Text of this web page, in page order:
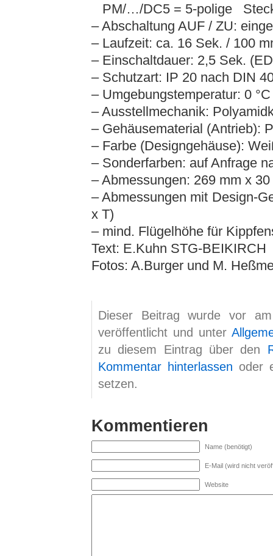
PM/…/DC5 = 5-polige
– Abschaltung AUF / ZU:
– Laufzeit: ca. 16 Sek. / 100
– Einschaltdauer: 2,5 Sek.
– Schutzart: IP 20 nach DIN
– Umgebungstemperatur: 0
– Ausstellmechanik:
– Gehäusematerial (Antrieb):
– Farbe (Designgehäuse):
– Sonderfarben: auf Anfrage
– Abmessungen: 269 mm x
– Abmessungen mit Design-
x T)
– mind. Flügelhöhe für
Text: E.Kuhn STG-BEIKIRCH
Fotos: A.Burger und M.
Dieser Beitrag wurde vor
veröffentlicht und unter
zu diesem Eintrag über den
Kommentar hinterlassen oder
setzen.
Kommentieren
Name (benötigt)
E-Mail (wird nicht
Website